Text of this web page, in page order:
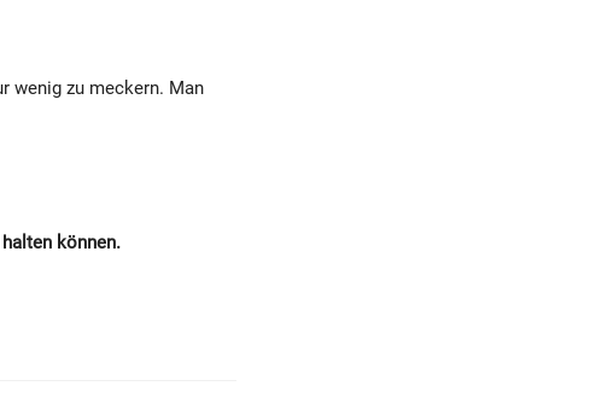
wenig zu meckern. Man
können.